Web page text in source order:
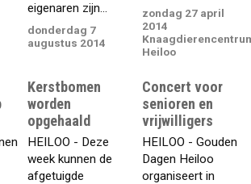
eigenaren zijn...
donderdag 7
augustus 2014
zondag 27 april
2014
Heiloo
Kerstbomen
worden
opgehaald
HEILOO - Deze
week kunnen de
afgetuigde
Concert voor
senioren en
vrijwilligers
HEILOO - Gouden
Dagen Heiloo
organiseert in